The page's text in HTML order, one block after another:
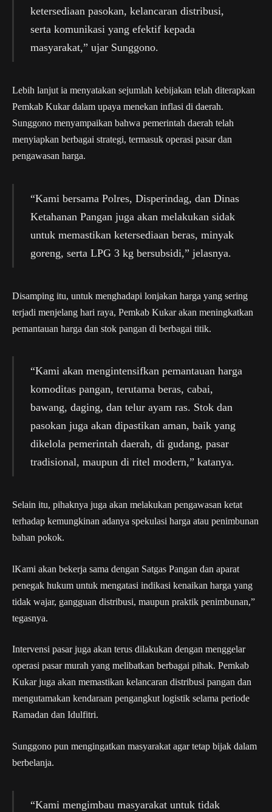
ketersediaan pasokan, kelancaran distribusi,
serta komunikasi yang efektif kepada
masyarakat,” ujar Sunggono.
Lebih lanjut ia menyatakan sejumlah kebijakan telah diterapkan
Pemkab Kukar dalam upaya menekan inflasi di daerah.
Sunggono menyampaikan bahwa pemerintah daerah telah
menyiapkan berbagai strategi, termasuk operasi pasar dan
pengawasan harga.
“Kami bersama Polres, Disperindag, dan Dinas
Ketahanan Pangan juga akan melakukan sidak
untuk memastikan ketersediaan beras, minyak
goreng, serta LPG 3 kg bersubsidi,” jelasnya.
Disamping itu, untuk menghadapi lonjakan harga yang sering
terjadi menjelang hari raya, Pemkab Kukar akan meningkatkan
pemantauan harga dan stok pangan di berbagai titik.
“Kami akan mengintensifkan pemantauan harga
komoditas pangan, terutama beras, cabai,
bawang, daging, dan telur ayam ras. Stok dan
pasokan juga akan dipastikan aman, baik yang
dikelola pemerintah daerah, di gudang, pasar
tradisional, maupun di ritel modern,” katanya.
Selain itu, pihaknya juga akan melakukan pengawasan ketat
terhadap kemungkinan adanya spekulasi harga atau penimbunan
bahan pokok.
lKami akan bekerja sama dengan Satgas Pangan dan aparat
penegak hukum untuk mengatasi indikasi kenaikan harga yang
tidak wajar, gangguan distribusi, maupun praktik penimbunan,”
tegasnya.
Intervensi pasar juga akan terus dilakukan dengan menggelar
operasi pasar murah yang melibatkan berbagai pihak. Pemkab
Kukar juga akan memastikan kelancaran distribusi pangan dan
mengutamakan kendaraan pengangkut logistik selama periode
Ramadan dan Idulfitri.
Sunggono pun mengingatkan masyarakat agar tetap bijak dalam
berbelanja.
“Kami mengimbau masyarakat untuk tidak